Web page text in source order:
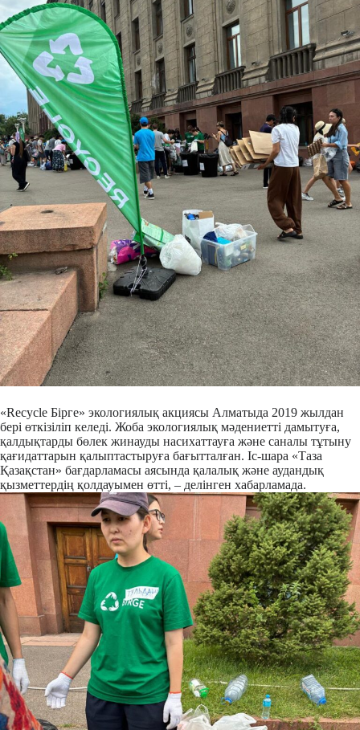
«Recycle Бірге» экологиялық акциясы Алматыда 2019 жылдан
бері өткізіліп келеді. Жоба экологиялық мәдениетті дамытуға,
қалдықтарды бөлек жинауды насихаттауға және саналы тұтыну
қағидаттарын қалыптастыруға бағытталған. Іс-шара «Таза
Қазақстан» бағдарламасы аясында қалалық және аудандық
қызметтердің қолдауымен өтті, – делінген хабарламада.